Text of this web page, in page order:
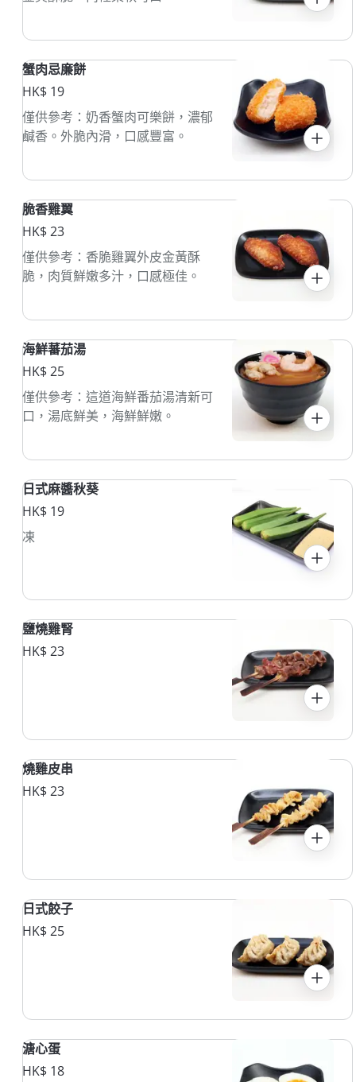
蟹肉忌廉餅
HK$ 19
僅供參考：奶香蟹肉可樂餅，濃郁
鹹香。外脆內滑，口感豐富。
脆香雞翼
HK$ 23
僅供參考：香脆雞翼外皮金黃酥
脆，肉質鮮嫩多汁，口感極佳。
海鮮蕃茄湯
HK$ 25
僅供參考：這道海鮮番茄湯清新可
口，湯底鮮美，海鮮鮮嫩。
日式麻醬秋葵
HK$ 19
凍
鹽燒雞腎
HK$ 23
燒雞皮串
HK$ 23
日式餃子
HK$ 25
溏心蛋
HK$ 18